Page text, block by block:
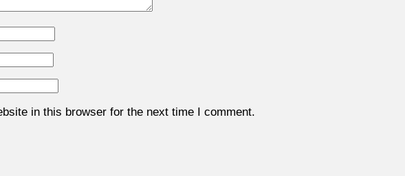
in this browser for the next time I comment.